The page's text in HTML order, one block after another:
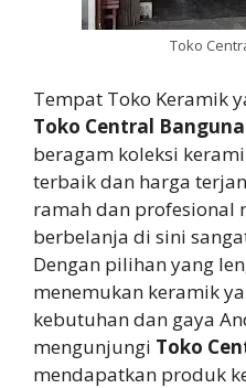
Toko
Tempat Toko Keramik
Toko Central
beragam koleksi
terbaik dan harga
ramah dan profesional
berbelanja di sini
Dengan pilihan yang
menemukan keramik
kebutuhan dan gaya
mengunjungi Toko
mendapatkan produk